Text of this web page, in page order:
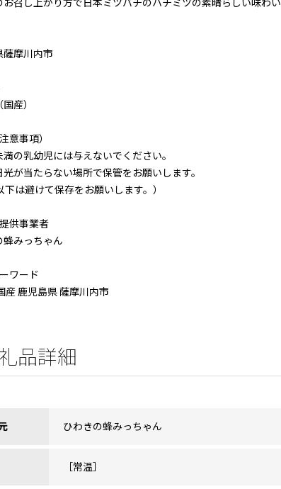
お召し上がり方で日本ミツバチのハチミツの素晴らしい味わ
薩摩川内市
産）
意事項）
の乳幼児には与えないでください。
が当たらない場所で保管をお願いします。
下は避けて保存をお願いします。）
供事業者
蜂みっちゃん
ワード
産 鹿児島県 薩摩川内市
品詳細
ひわきの蜂みっちゃん
［常温］